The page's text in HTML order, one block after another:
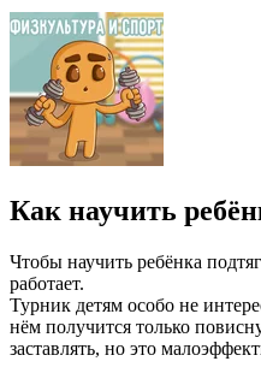
Как научить
Чтобы научить ребёнка
работает.
Турник детям особо не
нём получится только
заставлять, но это